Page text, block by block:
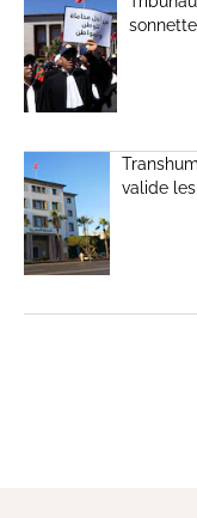
valide